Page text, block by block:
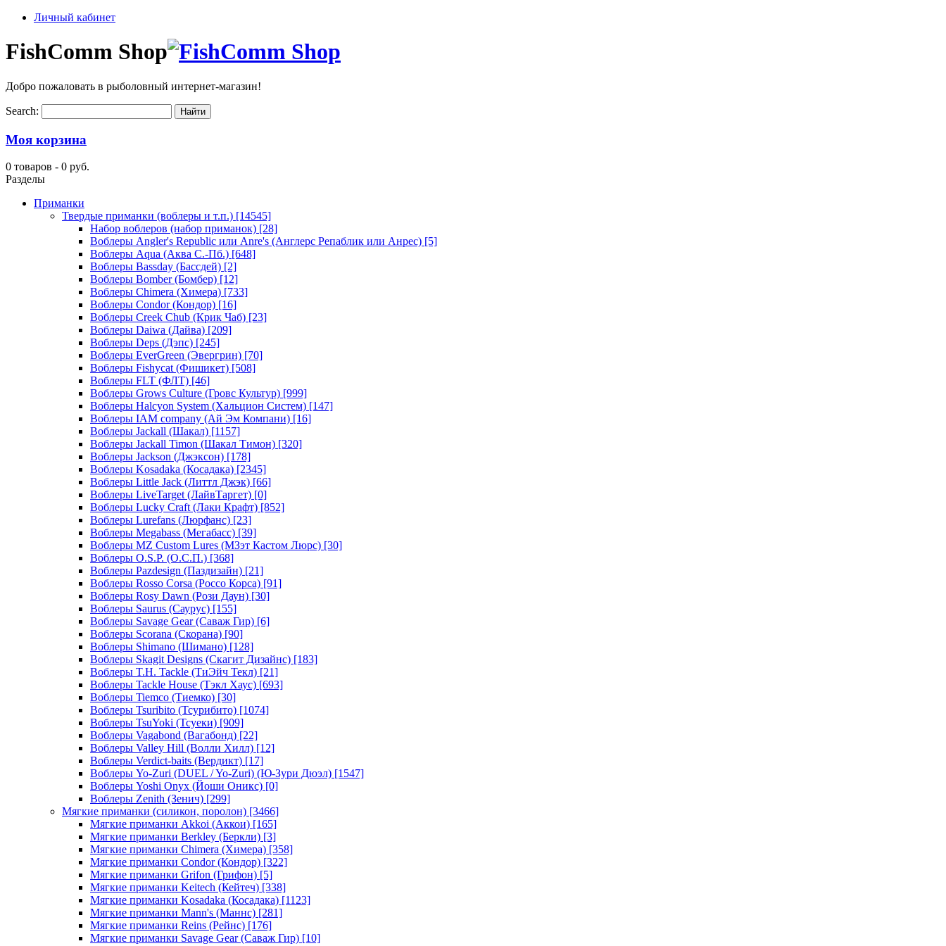
Личный кабинет
FishComm Shop
Добро пожаловать в рыболовный интернет-магазин!
Search:
Моя корзина
0 товаров - 0 руб.
Разделы
Приманки
Твердые приманки (воблеры и т.п.) [14545]
Набор воблеров (набор приманок) [28]
Воблеры Angler's Republic или Anre's (Англерс Репаблик или Анрес) [5]
Воблеры Aqua (Аква С.-Пб.) [648]
Воблеры Bassday (Бассдей) [2]
Воблеры Bomber (Бомбер) [12]
Воблеры Chimera (Химера) [733]
Воблеры Condor (Кондор) [16]
Воблеры Creek Chub (Крик Чаб) [23]
Воблеры Daiwa (Дайва) [209]
Воблеры Deps (Дэпс) [245]
Воблеры EverGreen (Эвергрин) [70]
Воблеры Fishycat (Фишикет) [508]
Воблеры FLT (ФЛТ) [46]
Воблеры Grows Culture (Гровс Культур) [999]
Воблеры Halcyon System (Хальцион Систем) [147]
Воблеры IAM company (Ай Эм Компани) [16]
Воблеры Jackall (Шакал) [1157]
Воблеры Jackall Timon (Шакал Тимон) [320]
Воблеры Jackson (Джэксон) [178]
Воблеры Kosadaka (Косадака) [2345]
Воблеры Little Jack (Литтл Джэк) [66]
Воблеры LiveTarget (ЛайвТаргет) [0]
Воблеры Lucky Craft (Лаки Крафт) [852]
Воблеры Lurefans (Люрфанс) [23]
Воблеры Megabass (Мегабасс) [39]
Воблеры MZ Custom Lures (МЗэт Кастом Люрс) [30]
Воблеры O.S.P. (О.С.П.) [368]
Воблеры Pazdesign (Паздизайн) [21]
Воблеры Rosso Corsa (Россо Корса) [91]
Воблеры Rosy Dawn (Рози Даун) [30]
Воблеры Saurus (Саурус) [155]
Воблеры Savage Gear (Саваж Гир) [6]
Воблеры Scorana (Скорана) [90]
Воблеры Shimano (Шимано) [128]
Воблеры Skagit Designs (Скагит Дизайнс) [183]
Воблеры T.H. Tackle (ТиЭйч Текл) [21]
Воблеры Tackle House (Тэкл Хаус) [693]
Воблеры Tiemco (Тиемко) [30]
Воблеры Tsuribito (Тсурибито) [1074]
Воблеры TsuYoki (Тсуеки) [909]
Воблеры Vagabond (Вагабонд) [22]
Воблеры Valley Hill (Волли Хилл) [12]
Воблеры Verdict-baits (Вердикт) [17]
Воблеры Yo-Zuri (DUEL / Yo-Zuri) (Ю-Зури Дюэл) [1547]
Воблеры Yoshi Onyx (Йоши Оникс) [0]
Воблеры Zenith (Зенич) [299]
Мягкие приманки (силикон, поролон) [3466]
Мягкие приманки Akkoi (Аккои) [165]
Мягкие приманки Berkley (Беркли) [3]
Мягкие приманки Chimera (Химера) [358]
Мягкие приманки Condor (Кондор) [322]
Мягкие приманки Grifon (Грифон) [5]
Мягкие приманки Keitech (Кейтеч) [338]
Мягкие приманки Kosadaka (Косадака) [1123]
Мягкие приманки Mann's (Маннс) [281]
Мягкие приманки Reins (Рейнс) [176]
Мягкие приманки Savage Gear (Саваж Гир) [10]